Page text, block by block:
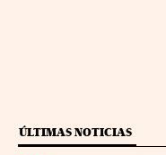
ÚLTIMAS NOTICIAS